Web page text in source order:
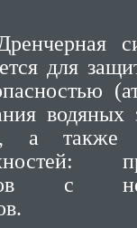
для
водяных
а также
с